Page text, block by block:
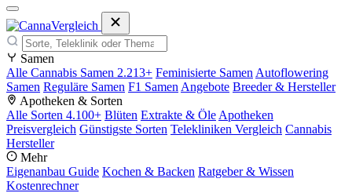
Samen
Alle Cannabis Samen 2.213+ Feminisierte Samen Autoflowering
Samen Reguläre Samen F1 Samen Angebote Breeder & Hersteller
Apotheken & Sorten
Alle Sorten 4.100+ Blüten Extrakte & Öle Apotheken
Preisvergleich Günstigste Sorten Telekliniken Vergleich Cannabis
Hersteller
Mehr
Eigenanbau Guide Kochen & Backen Ratgeber & Wissen
Kostenrechner